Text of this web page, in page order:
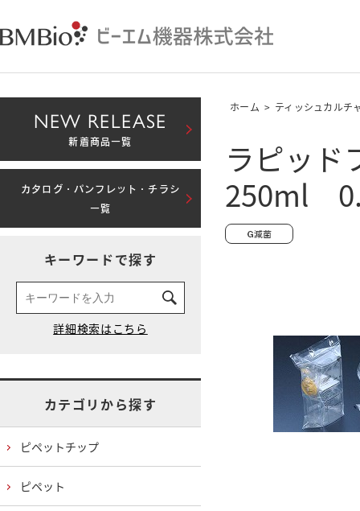
ホーム > ティッシュカルチ
ラピッド
250ml
NEW RELEASE
新着商品一覧
カタログ・パンフレット・チラシ
一覧
キーワードで探す
カテゴリから探す
ピペットチップ
ピペット